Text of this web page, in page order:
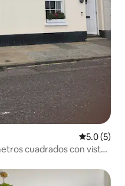
5.0 (5)
cuadrados con vista